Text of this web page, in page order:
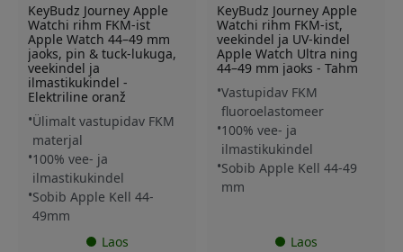
KeyBudz Journey Apple
Watchi rihm FKM-ist
Apple Watch 44–49 mm
jaoks, pin & tuck-lukuga,
veekindel ja
ilmastikukindel -
Elektriline oranž
Ülimalt vastupidav FKM
materjal
100% vee- ja
ilmastikukindel
Sobib Apple Kell 44-
49mm
Laos
KeyBudz Journey Apple
Watchi rihm FKM-ist,
veekindel ja UV-kindel
Apple Watch Ultra ning
44–49 mm jaoks - Tahm
Vastupidav FKM
fluoroelastomeer
100% vee- ja
ilmastikukindel
Sobib Apple Kell 44-49
mm
Laos